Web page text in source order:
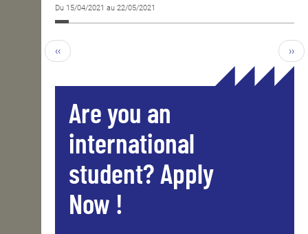
Du 15/04/2021 au 22/05/2021
‹‹ ››
Are you an
international
student? Apply
Now !